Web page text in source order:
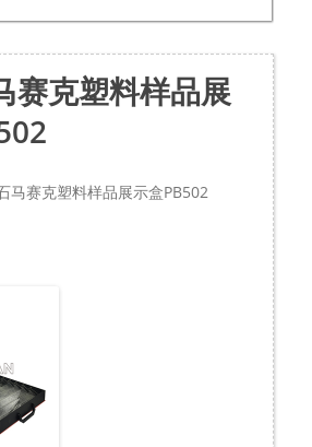
赛克塑料样品展
马赛克塑料样品展示盒PB502